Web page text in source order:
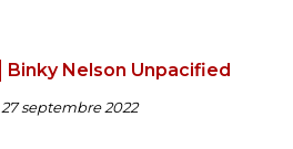
Binky Nelson Unpacified
27 septembre 2022